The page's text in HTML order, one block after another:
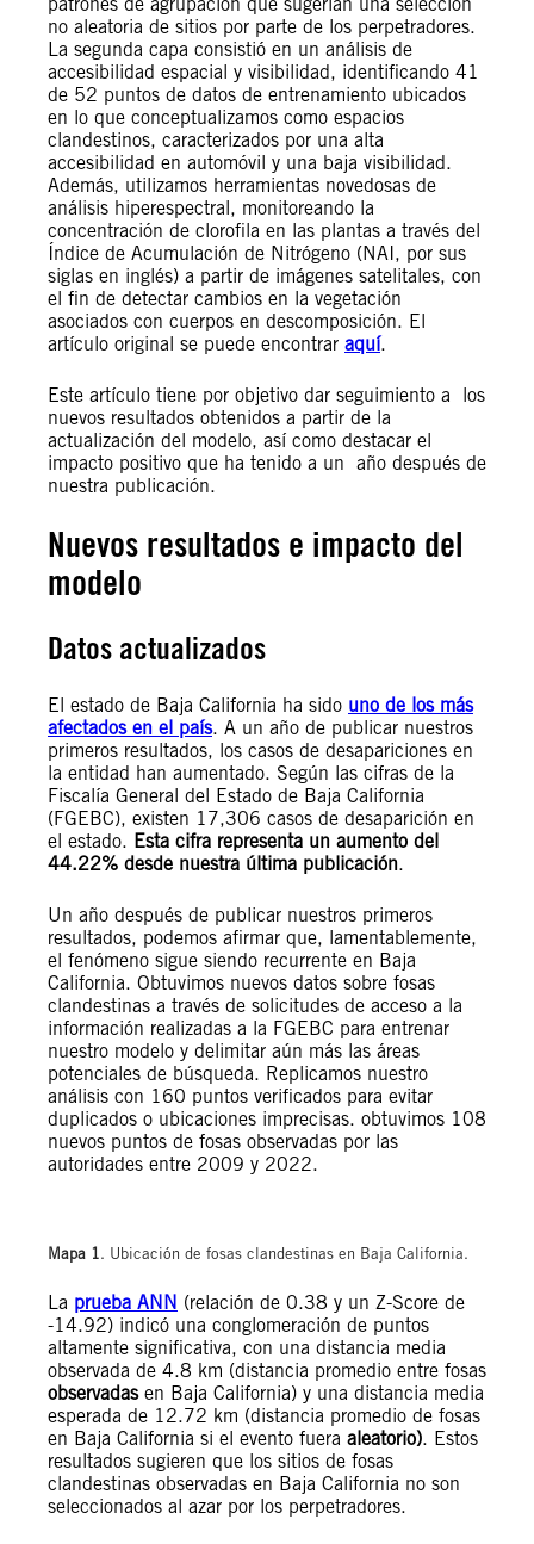
no aleatoria de sitios por parte de los perpetradores.
La segunda capa consistió en un análisis de
accesibilidad espacial y visibilidad, identificando 41
de 52 puntos de datos de entrenamiento ubicados
en lo que conceptualizamos como espacios
clandestinos, caracterizados por una alta
accesibilidad en automóvil y una baja visibilidad.
Además, utilizamos herramientas novedosas de
análisis hiperespectral, monitoreando la
concentración de clorofila en las plantas a través del
Índice de Acumulación de Nitrógeno (NAI, por sus
siglas en inglés) a partir de imágenes satelitales, con
el fin de detectar cambios en la vegetación
asociados con cuerpos en descomposición. El
artículo original se puede encontrar aquí.
Este artículo tiene por objetivo dar seguimiento a los
nuevos resultados obtenidos a partir de la
actualización del modelo, así como destacar el
impacto positivo que ha tenido a un año después de
nuestra publicación.
Nuevos resultados e impacto del
modelo
Datos actualizados
El estado de Baja California ha sido uno de los más
afectados en el país. A un año de publicar nuestros
primeros resultados, los casos de desapariciones en
la entidad han aumentado. Según las cifras de la
Fiscalía General del Estado de Baja California
(FGEBC), existen 17,306 casos de desaparición en
el estado. Esta cifra representa un aumento del
44.22% desde nuestra última publicación.
Un año después de publicar nuestros primeros
resultados, podemos afirmar que, lamentablemente,
el fenómeno sigue siendo recurrente en Baja
California. Obtuvimos nuevos datos sobre fosas
clandestinas a través de solicitudes de acceso a la
información realizadas a la FGEBC para entrenar
nuestro modelo y delimitar aún más las áreas
potenciales de búsqueda. Replicamos nuestro
análisis con 160 puntos verificados para evitar
duplicados o ubicaciones imprecisas. obtuvimos 108
nuevos puntos de fosas observadas por las
autoridades entre 2009 y 2022.
Mapa 1. Ubicación de fosas clandestinas en Baja California.
La prueba ANN (relación de 0.38 y un Z-Score de
-14.92) indicó una conglomeración de puntos
altamente significativa, con una distancia media
observada de 4.8 km (distancia promedio entre fosas
observadasen Baja California) y una distancia media
esperada de 12.72 km (distancia promedio de fosas
en Baja California si el evento fuera aleatorio). Estos
resultados sugieren que los sitios de fosas
clandestinas observadas en Baja California no son
seleccionados al azar por los perpetradores.